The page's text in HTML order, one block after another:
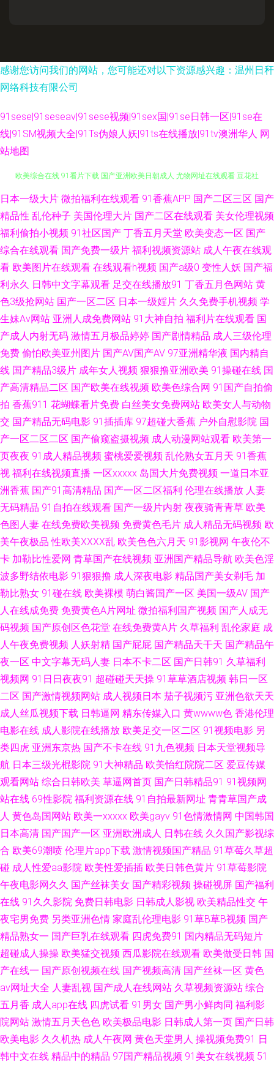
感谢您访问我们的网站，您可能还对以下资源感兴趣：温州日秆
网络科技有限公司
91sese|91seseav|91sese视频|91sex国|91se日韩一区|91se在
线|91SM视频大全|91Ts伪娘人妖|91ts在线播放|91tv澳洲华人 网
站地图
久草福利欧美 91论坛国产在线视频 最新au偷拍91视频 东方aV一男一女 日韩
欧美综合在线 91看片下载 国产亚洲欧美日朝成人 尤物网址在线观看 豆花社
区导航 四虎av成人在线观看 91资源在线观看 人妻色网 91免费在线观看资源
站 天美在线入口传媒 黄网站1 91少妇热舞被操 老司机福利区 91白丝国产在
线 国产精品久久玫 香蕉怡人Av网 成人综合色区 天天天天天天干 波多野氏3
区 青青草超碰在线 91人人超碰在线 久久一久久 91豆花网页 黑森林福利导航
91n小视频 囯产精品一二三 日韩视频123 97午夜精品福利影院 欧美视频在
线观看免费 青娱乐青青草豆花 91极速视频 国产亚洲欧美日朝成人 91精选一
起看 欧美日性美女性潮视频 91女同福利 极品五月花综合 中文字幕43页 超碰
久网 青娱乐论坛 91青青草欧美性爱 久艹超碰 91pron视频w 大香蕉伊人婷婷
色网址国产全资源在线 91在线免费看国产 女优大全91n 91麻豆传媒入口网
站 论理视频 91vv免费看片蜜桃 九九福利导航 亚洲欧洲综合日韩精品 国产25
页 天天干天天做天天日 国产精品熟女久久 91N爱爱视频网 老司机美国十八
91成人在线初夜 日韩欧美黄污久 97porn人人 欧美专区手机在线 91破解网官
网免费 欧美a在线视频观看 91人人看 九1免费网页在线看 影音先锋色情影院
国产九一在线二区 亚卅成人黄色网址 www第一久久 婷婷色搁搁 国产一卡二
卡成人 1024手机看成人片 福利论理片 手机Ssssss欧美 操碰99 色思思热在
线国产的 97资源美女总站 日韩无码免费福利 99久久国产免费观 日本一本道
色图 91网站网页版 青草视频91导航 91黄色网入口一 日韩免费成人网 91网
91 亚洲55p 岛国黄色一级片官网 91网站免费视频 欧美日韩精品综合网 91九
色蝌蚪人妻 欧美α√ 91乱码久久 久操视频在线 91白虎美女交配 国产第9页 A
片无码一区二区 国产欧美一区二区 手机免费福利视频91 一级黄色视频网站
大全 91在线呦 www91蝌蚪自拍 大香蕉精品伊人 丁香五月社区 欧美日韩国
产a视频 日韩成人无码一卡二卡 宅福利白 国产日韩在 亚洲日逼网站 97在线
观看超碰香蕉 伦理鲁丝影院 91在线官网 色欧美TV A片黄色网址 日韩A级一
级 91在线黑丝导航 黄页永久免费观看 91色福利 欧美在线导航成人91 97人
人干 日韩情爱影院 草莓视频免费入口 伊人av在线 国产免费av福利 亚洲一二
日本一级大片 微拍福利在线观看 91香蕉APP 国产二区三区 国产
精品性 乱伦种子 美国伦理大片 国产二区在线观看 美女伦理视频
福利偷拍小视频 91社区国产 丁香五月天堂 欧美变态一区 国产
综合在线观看 国产免费一级片 福利视频资源站 成人午夜在线观
看 欧美图片在线观看 在线观看h视频 国产a级0 变性人妖 国产福
利永久 日韩中文字幕观看 足交在线播放91 丁香五月色网站 黄
色3级抢网站 国产一区二区 日本一级婬片 久久免费手机视频 学
生妹Av网站 亚洲人成免费网站 91大神自拍 福利片在线观看 国
产成人内射无码 激情五月极品婷婷 国产剧情精品 成人三级伦理
免费 偷怕欧美亚州图片 国产AV国产AV 97亚洲精华液 国内精自
线 国产精品3级片 成年女人视频 狠狠撸亚洲欧美 91操碰在线 国
产高清精品二区 国产欧美在线视频 欧美色综合网 91国产自拍偷
拍 香蕉911 花蝴蝶看片免费 白丝美女免费网站 欧美女人与动物
交 国产精品无码电影 91插插库 97超碰大香蕉 户外自慰影院 国
产一区二区二区 国产偷窥盗摄视频 成人动漫网站观看 欧美第一
页夜夜 91成人精品视频 蜜桃爱爱视频 乱伦熟女五月天 91香蕉
视 福利在线视频直播 一区xxxxx 岛国大片免费视频 一道日本亚
洲香蕉 国产91高清精品 国产一区二区福利 伦理在线播放 人妻
无码精品 91自拍在线观看 国产一级片内射 夜夜骑青青草 欧美
色图人妻 在线免费欧美视频 免费黄色毛片 成人精品无码视频 欧
美午夜极品 性欧美ⅩⅩⅩⅩ乱 欧美色色六月天 91影视网 午夜伦不
卡 加勒比性爱网 青草国产在线视频 亚洲国产精品导航 欧美色淫
波多野结依电影 91狠狠撸 成人深夜电影 精品国产美女剃毛 加
勒比熟女 91碰在线 欧美裸模 萌白酱国产一区 美国一级AV 国产
人在线成免费 免费黄色A片网址 微拍福利国产视频 国产人成无
码视频 国产原创区色花堂 在线免费黄A片 久草福利 乱伦家庭 成
人午夜免费视频 人妖射精 国产屁屁 国产精品天干天 国产精品午
夜一区 中文字幕无码人妻 日本不卡二区 国产日韩91 久草福利
视频网 91日日夜夜91 超碰碰天天操 91草草酒店视频 韩日一区
二区 国产激情视频网站 成人视频日本 茄子视频污 亚洲色欲天天
成人丝瓜视频下载 日韩逼网 精东传媒入口 黄wwww色 香港伦理
电影在线 成人影院在线播放 欧美足交一区二区 91视频电影 另
类四虎 亚洲东京热 国产不卡在线 91九色视频 日本天堂视频导
航 日本三级光棍影院 91大神精品 欧美怡红院院二区 爱豆传媒
观看网站 综合日韩欧美 草逼网首页 国产日韩精品91 91视频网
站在线 69性影院 福利资源在线 91自拍最新网址 青青草国产成
人 黄色岛国网站 欧美一xxxxx 欧美gayv 91色情激情网 中国韩国
日本高清 国产国产一区 亚洲欧洲成人 日韩在线 久久国产影视综
合 欧美69潮喷 伦理片app下载 激情视频国产精品 91草莓久草超
碰 成人性爱aa影院 欧美性爱插插 欧美日韩色黄片 91草莓影院
午夜电影网久久 国产丝袜美女 国产精彩视频 操碰视屏 国产福利
在线 91久久影院 免费日韩电影 日韩成人影视 欧美精品性交 午
夜宅男免费 另类亚洲色情 家庭乱伦理电影 91草B草B视频 国产
精品熟女一 国产巨乳在线观看 四虎免费91 国内精品无码短片
超碰成人操操 欧美猛交视频 西瓜影院在线观看 欧美做受日韩 国
产在线一 国产原创视频在线 国产视频高清 国产丝袜一区 黄色
av网址大全 人妻乱视 国产成人在线网站 久草视频资源站 综合
五月香 成人app在线 四虎试看 91男女 国产男小鲜肉同 福利影
院网站 激情五月天色色 欧美极品电影 日韩成人第一页 国产日韩
欧美电影 久久机热 成人午夜网 黄色天堂男人 操视频免费91 日
韩中文在线 精品中的精品 97国产精品视频 91美女在线视频 51